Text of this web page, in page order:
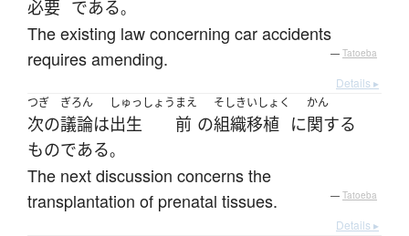
必要 である。
The existing law concerning car accidents
requires amending.
— Tatoeba
Details ▸
つぎ
次の
ぎろん
議論は
しゅっしょう
出生
まえ
前 の
そしき
組織
いしょく
移植 に
かん
関する
ものである。
The next discussion concerns the
transplantation of prenatal tissues.
— Tatoeba
Details ▸